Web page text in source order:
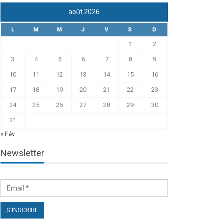
août 2026
L M M J V S D
1 2
3 4 5 6 7 8 9
10 11 12 13 14 15 16
17 18 19 20 21 22 23
24 25 26 27 28 29 30
31
« Fév
Newsletter